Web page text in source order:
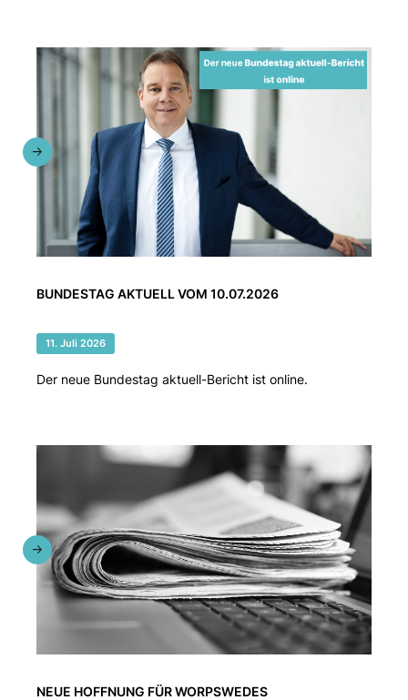
BUNDESTAG AKTUELL VOM 10.07.2026
11. Juli 2026
Der neue Bundestag aktuell-Bericht ist online.
NEUE HOFFNUNG FÜR WORPSWEDES